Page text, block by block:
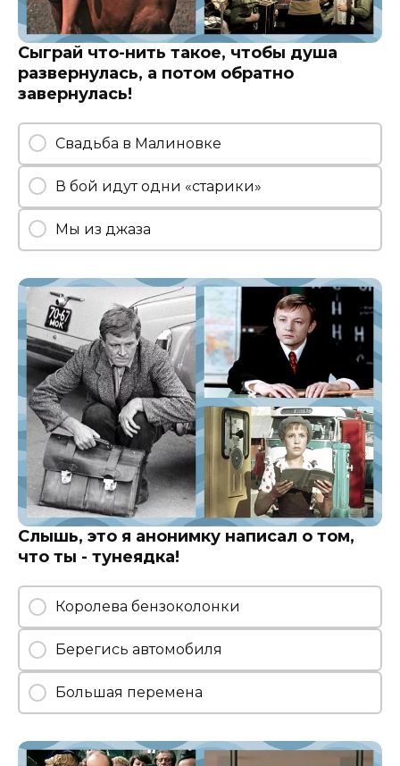
Сыграй что-нить такое, чтобы душа
развернулась, а потом обратно
завернулась!
Свадьба в Малиновке
В бой идут одни «старики»
Мы из джаза
Слышь, это я анонимку написал о том,
что ты - тунеядка!
Королева бензоколонки
Берегись автомобиля
Большая перемена